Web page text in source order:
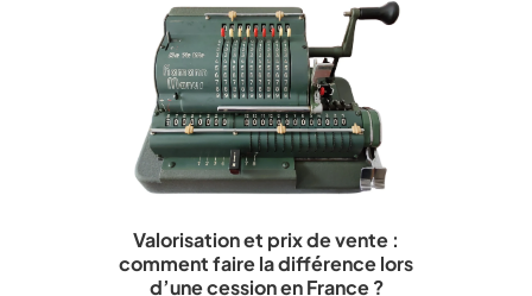
Valorisation et prix de vente :
comment faire la différence lors
d’une cession en France ?